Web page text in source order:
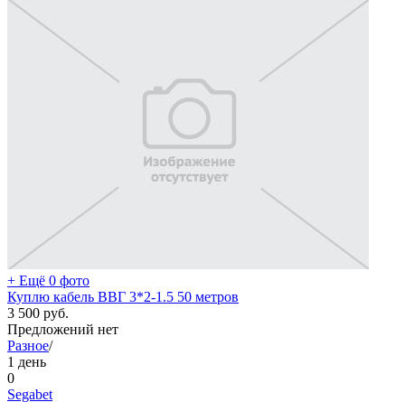
+ Ещё 0 фото
Куплю кабель ВВГ 3*2-1.5 50 метров
3 500 руб.
Предложений нет
Разное/
1 день
0
Segabet